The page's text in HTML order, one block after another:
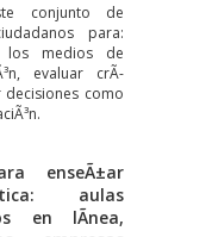
conjunto de
para:
los medios de
evaluar crÃ­
como
enseÃ±ar
aulas
en lÃ­nea,